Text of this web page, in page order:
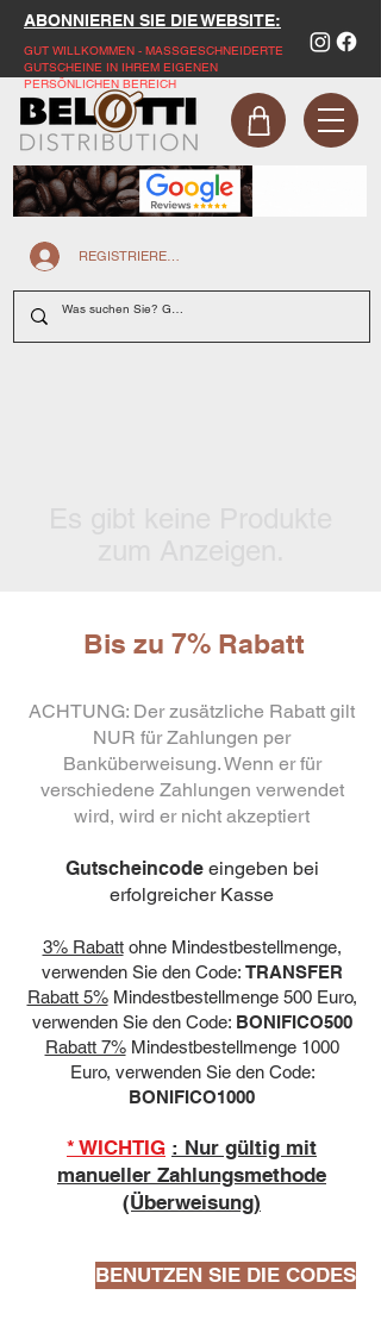
ABONNIEREN SIE DIE WEBSITE:
GUT WILLKOMMEN - MASSGESCHNEIDERTE
GUTSCHEINE IN IHREM EIGENEN
PERSÖNLICHEN BEREICH
REGISTRIEREN SIE SICH AUF DER WEBSITE
Bis zu 7% Rabatt
ACHTUNG: Der zusätzliche Rabatt gilt
NUR für Zahlungen per
Banküberweisung. Wenn er für
verschiedene Zahlungen verwendet
wird, wird er nicht akzeptiert
Gutscheincodeeingeben bei
erfolgreicher Kasse
3% Rabattohne Mindestbestellmenge,
verwenden Sie den Code: TRANSFER
Rabatt 5%Mindestbestellmenge 500 Euro,
verwenden Sie den Code: BONIFICO500
Rabatt 7%Mindestbestellmenge 1000
Euro, verwenden Sie den Code:
BONIFICO1000
* WICHTIG : Nur gültig mit
manueller Zahlungsmethode
(Überweisung)
BENUTZEN SIE DIE CODES